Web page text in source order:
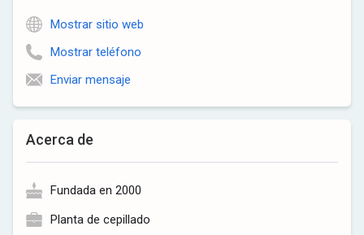
Acerca de
Fundada en 2000
Planta de cepillado
Mostrar sitio web
Mostrar teléfono
Enviar mensaje